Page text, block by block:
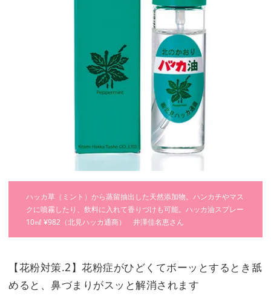
ハッカ草（ミント）から蒸留抽出した天然添加物。ハンカチやマス
クに噴霧したり、飲料に入れて香りづけも可能。ハッカ油スプレー
10㎖ ¥982（北見ハッカ通商） 井澤佳名恵さん
【花粉対策.2】花粉症がひどくてボーッとするとき舐
めると、鼻づまりがスッと解消されます